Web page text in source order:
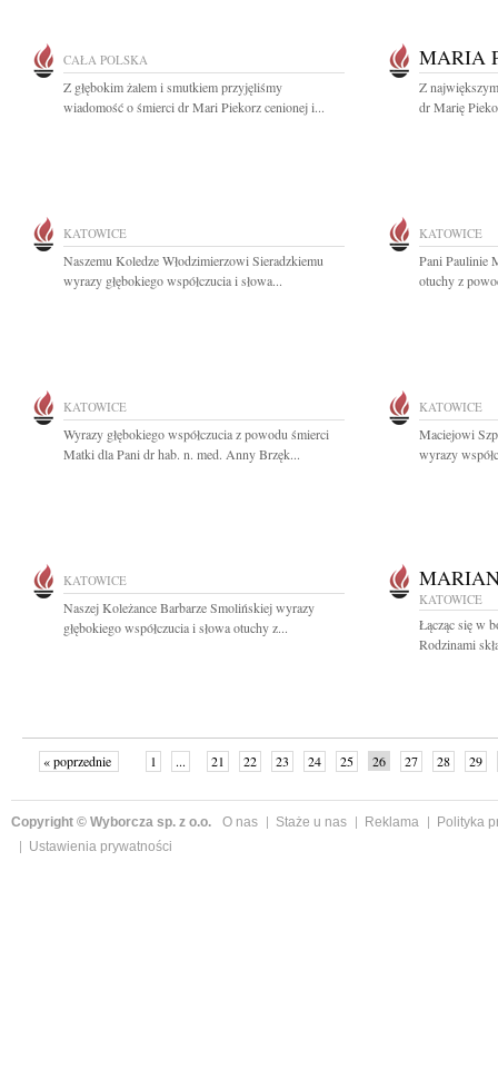
CAŁA POLSKA
Z głębokim żalem i smutkiem przyjęliśmy
wiadomość o śmierci dr Mari Piekorz cenionej i...
MARIA
Z
dr Marię
KATOWICE
Naszemu Koledze Włodzimierzowi Sieradzkiemu
wyrazy głębokiego współczucia i słowa...
KATOWICE
Pani Paulinie
otuchy z
KATOWICE
Wyrazy głębokiego współczucia z powodu śmierci
Matki dla Pani dr hab. n. med. Anny Brzęk...
KATOWICE
Maciejowi
wyrazy
KATOWICE
Naszej Koleżance Barbarze Smolińskiej wyrazy
głębokiego współczucia i słowa otuchy z...
KATOWICE
Łącząc się w
Rodzinami
« poprzednie 1 ... 21 22 23 24 25 26 27 28
29
Copyright © Wyborcza sp. z o.o. O nas Staże u nas Reklama
Polityka
Ustawienia prywatności